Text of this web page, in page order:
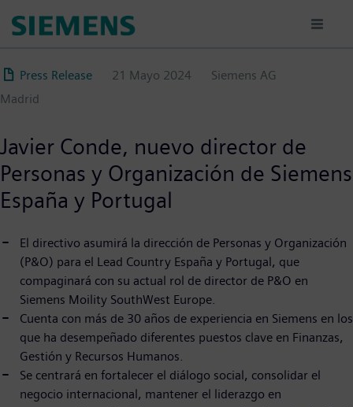
principal
Press Release 21 Mayo 2024
Siemens AG
Madrid
Javier Conde, nuevo director de
Personas y Organización de Siemens
España y Portugal
El directivo asumirá la dirección de Personas y Organización
(P&O) para el Lead Country España y Portugal, que
compaginará con su actual rol de director de P&O en
Siemens Moility SouthWest Europe.
Cuenta con más de 30 años de experiencia en Siemens en los
que ha desempeñado diferentes puestos clave en Finanzas,
Gestión y Recursos Humanos.
Se centrará en fortalecer el diálogo social, consolidar el
negocio internacional, mantener el liderazgo en